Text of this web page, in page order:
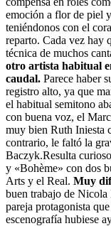
emoción a flor de piel
teniéndonos con el
reparto. Cada vez hay
técnica de muchos
otro artista habitual
caudal. Parece haber
registro alto, ya que
el habitual semitono
con buena voz, el
muy bien Ruth Iniesta
contrario, le faltó la
Baczyk.Resulta
y «Bohème» con dos
Arts y el Real. Muy
buen trabajo de
pareja protagonista
escenografía hubiese